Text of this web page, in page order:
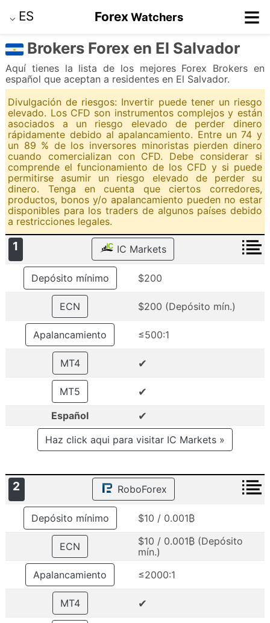
⌵ ES Forex Watchers ≡
Brokers Forex en El Salvador
Aquí tienes la lista de los mejores Forex Brokers en
español que aceptan a residentes en El Salvador.
Divulgación de riesgos: Invertir puede tener un riesgo
elevado. Los CFD son instrumentos complejos y están
asociados a un riesgo elevado de perder dinero
rápidamente debido al apalancamiento. Entre un 74 y
un 89 % de los inversores minoristas pierden dinero
cuando comercializan con CFD. Debe considerar si
comprende el funcionamiento de los CFD y si puede
permitirse asumir un riesgo elevado de perder su
dinero. Tenga en cuenta que ciertos corredores,
productos, bonos y/o apalancamiento pueden no estar
disponibles para los traders de algunos países debido
a restricciones legales.
1 IC Markets
Depósito mínimo $200
ECN $200 (Depósito mín.)
Apalancamiento ≤500:1
MT4 ✔
MT5 ✔
Español ✔
Haz click aqui para visitar IC Markets »
2 RoboForex
Depósito mínimo $10 / 0.001₿
ECN
$10 / 0.001₿ (Depósito
mín.)
Apalancamiento
≤2000:1
MT4 ✔